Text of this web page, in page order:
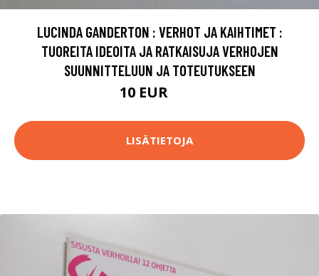
LUCINDA GANDERTON : VERHOT JA KAIHTIMET :
TUOREITA IDEOITA JA RATKAISUJA VERHOJEN
SUUNNITTELUUN JA TOTEUTUKSEEN
10 EUR
LISÄTIETOJA